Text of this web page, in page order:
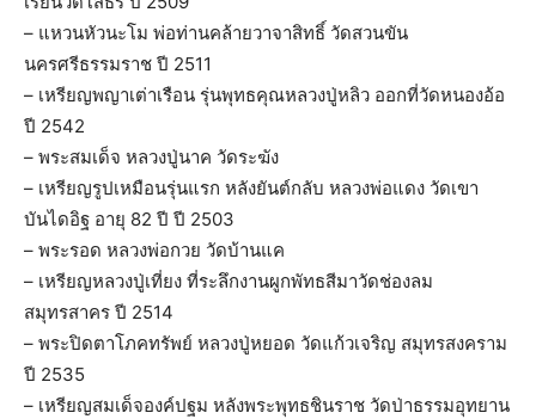
– แหวนหัวนะโม พ่อท่านคล้ายวาจาสิทธิ์ วัดสวนขัน
นครศรีธรรมราช ปี 2511
– เหรียญพญาเต่าเรือน รุ่นพุทธคุณหลวงปู่หลิว ออกที่วัดหนองอ้อ
ปี 2542
– พระสมเด็จ หลวงปู่นาค วัดระฆัง
– เหรียญรูปเหมือนรุ่นแรก หลังยันต์กลับ หลวงพ่อแดง วัดเขา
บันไดอิฐ อายุ 82 ปี ปี 2503
– พระรอด หลวงพ่อกวย วัดบ้านแค
– เหรียญหลวงปู่เที่ยง ที่ระลึกงานผูกพัทธสีมาวัดช่องลม
สมุทรสาคร ปี 2514
– พระปิดตาโภคทรัพย์ หลวงปู่หยอด วัดแก้วเจริญ สมุทรสงคราม
ปี 2535
– เหรียญสมเด็จองค์ปฐม หลังพระพุทธชินราช วัดป่าธรรมอุทยาน